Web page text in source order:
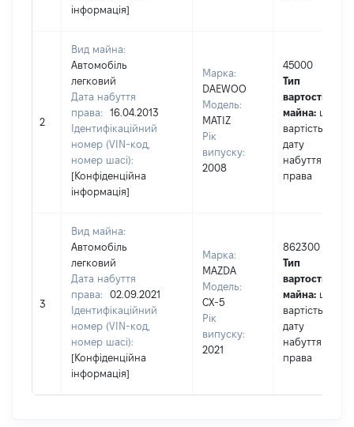
інформація]
2
Вид майна:
Автомобіль
легковий
Дата набуття
права:
16.04.2013
Ідентифікаційний
номер (VIN-код,
номер шасі):
[Конфіденційна
інформація]
Марка:
DAEWOO
Модель:
MATIZ
Рік
випуску:
2008
45000
Тип
вартості
майна: це
вартість на
дату
набуття
права
3
Вид майна:
Автомобіль
легковий
Дата набуття
права:
02.09.2021
Ідентифікаційний
номер (VIN-код,
номер шасі):
[Конфіденційна
інформація]
Марка:
MAZDA
Модель:
CX-5
Рік
випуску:
2021
862300
Тип
вартості
майна: це
вартість на
дату
набуття
права